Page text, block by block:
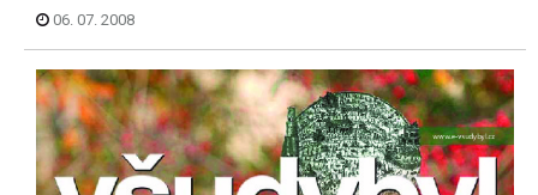
06. 07. 2008